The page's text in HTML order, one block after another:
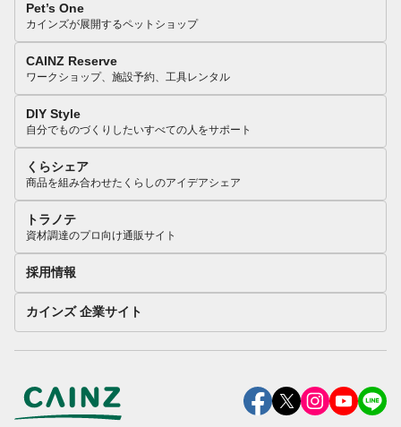
Pet’s One
カインズが展開するペットショップ
CAINZ Reserve
ワークショップ、施設予約、工具レンタル
DIY Style
自分でものづくりしたいすべての人をサポート
くらシェア
商品を組み合わせたくらしのアイデアシェア
トラノテ
資材調達のプロ向け通販サイト
採用情報
カインズ 企業サイト